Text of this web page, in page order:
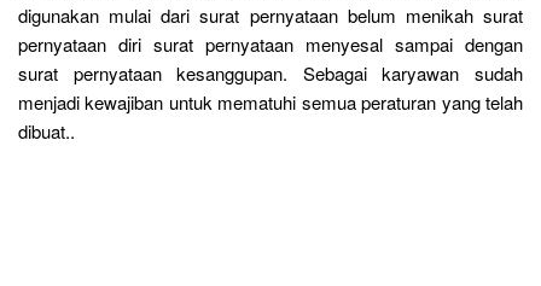
digunakan mulai dari surat pernyataan belum menikah surat
pernyataan diri surat pernyataan menyesal sampai dengan
surat pernyataan kesanggupan. Sebagai karyawan sudah
menjadi kewajiban untuk mematuhi semua peraturan yang telah
dibuat..